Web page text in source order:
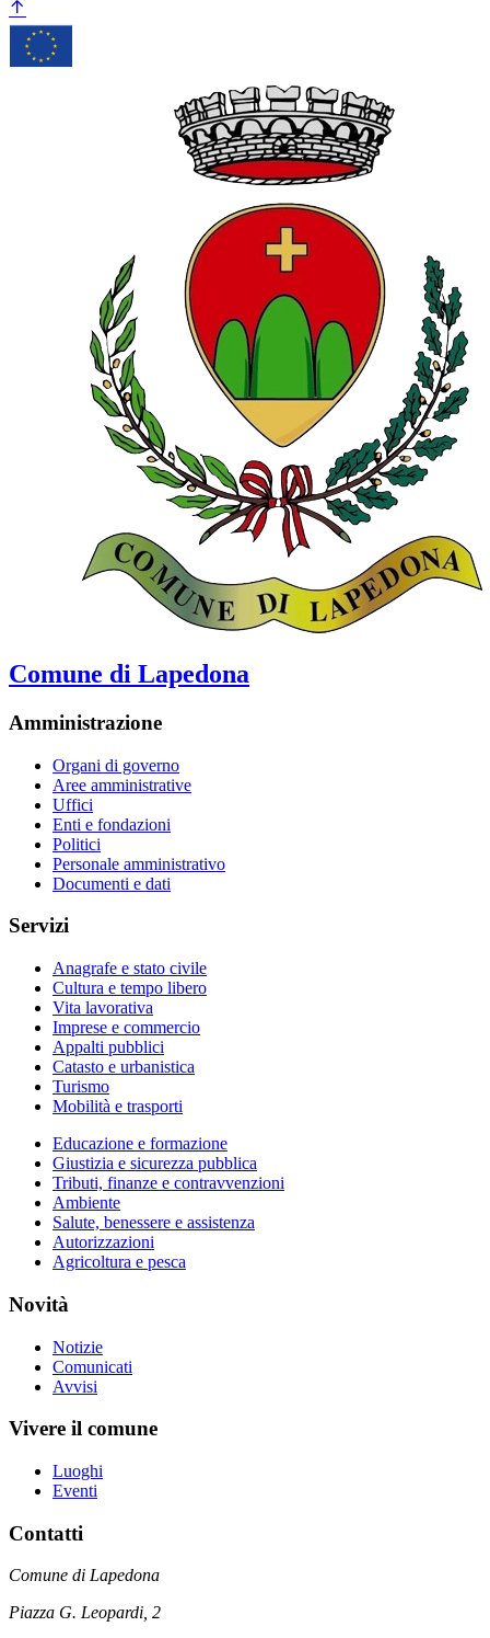
Comune di Lapedona
Amministrazione
Organi di governo
Aree amministrative
Uffici
Enti e fondazioni
Politici
Personale amministrativo
Documenti e dati
Servizi
Anagrafe e stato civile
Cultura e tempo libero
Vita lavorativa
Imprese e commercio
Appalti pubblici
Catasto e urbanistica
Turismo
Mobilità e trasporti
Educazione e formazione
Giustizia e sicurezza pubblica
Tributi, finanze e contravvenzioni
Ambiente
Salute, benessere e assistenza
Autorizzazioni
Agricoltura e pesca
Novità
Notizie
Comunicati
Avvisi
Vivere il comune
Luoghi
Eventi
Contatti
Comune di Lapedona
Piazza G. Leopardi, 2